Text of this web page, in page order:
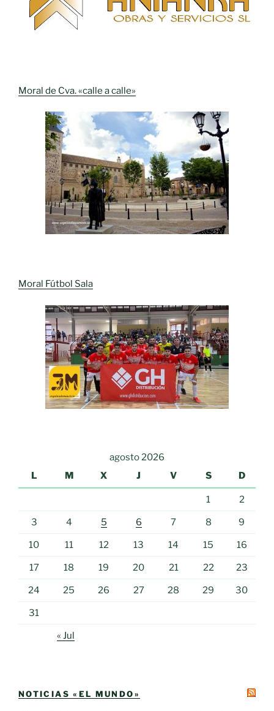
Moral de Cva. «calle a calle»
Moral Fútbol Sala
agosto 2026
L
M X J V S D
1 2
3 4 5 6 7 8 9
10 11 12 13 14 15 16
17 18 19 20 21 22 23
24 25 26 27 28 29 30
31
« Jul
NOTICIAS «EL MUNDO»